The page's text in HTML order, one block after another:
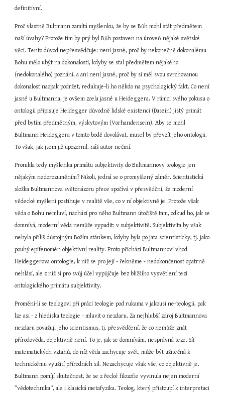
definitivní.
Proč vlastně Bultmann zamítá myšlenku, že by se Bůh mohl stát předmětem
naší úvahy? Protože tím by prý byl Bůh postaven na úroveň nějaké světské
věci. Tento důvod nepřesvědčuje: není jasné, proč by nekonečně dokonalému
Bohu mělo ubýt na dokonalosti, kdyby se stal předmětem nějakého
(nedokonalého) poznání, a ani není jasné, proč by si měl svou svrchovanou
dokonalost naopak podržet, redukuje-li ho někdo na psychologický fakt. Co není
jasné u Bultmanna, je ovšem zcela jasné u Heideggera. V rámci svého pokusu o
ontologii připisuje Heidegger důvodně lidské existenci (Dasein) jistý primát
před bytím předmětným, výskytovým (Vorhandensein). Aby se mohl
Bultmann Heideggera v tomto bodě dovolávat, musel by převzít jeho ontologii.
To však, jak jsem již upozornil, náš autor nečiní.
Pronikla tedy myšlenka primátu subjektivity do Bultmannovy teologie jen
nějakým nedorozuměním? Nikoli, jedná se o promyšlený záměr. Scientistická
složka Bultmannova světonázoru přece spočívá v přesvědční, že moderní
vědecké myšlení postihuje v realitě vše, co v ní objektivně je. Protože však
věda o Bohu nemluví, nachází pro něho Bultmann útočiště tam, odkud ho, jak se
domnívá, moderní věda nemůže vypudit: v subjektivitě. Subjektivita by však
nebyla příliš důstojným Božím stánkem, kdyby byla po jata scientisticky, tj. jako
pouhý epifenomén objektivní reality. Proto přichází Bultmannovi vhod
Heideggerova ontologie, k níž se pro její - řekněme - nedokončenost opatrně
nehlásí, ale z níž si pro svůj účel vypůjčuje bez bližšího vysvětlení tezi
ontologického primátu subjektivity.
Promění-li se teologovi při práci teologie pod rukama v jakousi ne-teologii, pak
lze asi - z hlediska teologie - mluvit o nezdaru. Za nejhlubší zdroj Bultmannova
nezdaru považuji jeho scientismus, tj. přesvědčení, že co nemůže znát
přírodověda, objektivně není. To je, jak se domnívám, nesprávná teze. Síť
matematických vztahů, do níž věda zachycuje svět, může být užitečná k
technickému využití přírodních sil. Nezachycuje však vše, co objektivně je.
Bultmann pomíjí skutečnost, že se z řecké filozofie vyvinula nejen moderní
”vědotechnika“, ale i klasická metafyzika. Teolog, který přistoupí k interpretaci